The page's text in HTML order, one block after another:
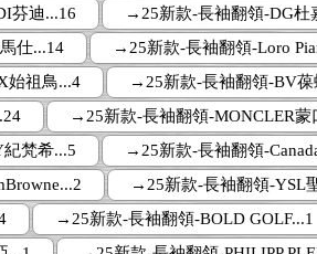
芬迪...16
→25新款-長袖翻領-DG杜
仕...14
→25新款-長袖翻領-Loro
始祖鳥...4
→25新款-長袖翻領-BV葆
→25新款-長袖翻領-MONCLER蒙
梵希...5
→25新款-長袖翻領-
→25新款-長袖翻領-YSL
→25新款-長袖翻領-BOLD GOLF...1